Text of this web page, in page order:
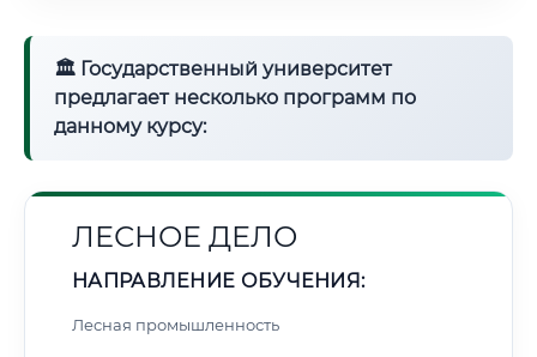
🏛 Государственный университет
предлагает несколько программ по
данному курсу:
ЛЕСНОЕ ДЕЛО
НАПРАВЛЕНИЕ ОБУЧЕНИЯ:
Лесная промышленность